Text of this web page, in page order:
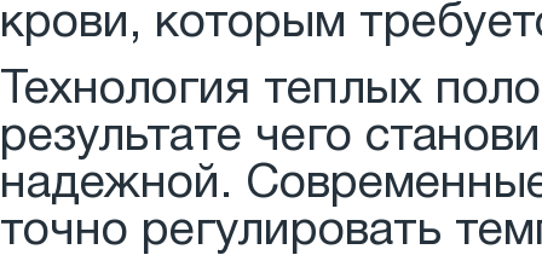
крови, которым
Технология теплых
результате чего
надежной.
точно регулировать